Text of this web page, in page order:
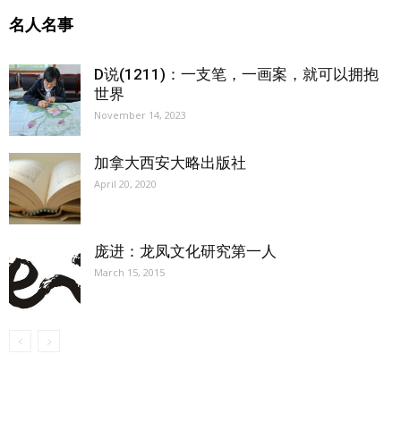
名人名事
D说(1211)：一支笔，一画案，就可以拥抱
世界
November 14, 2023
加拿大西安大略出版社
April 20, 2020
庞进：龙凤文化研究第一人
March 15, 2015